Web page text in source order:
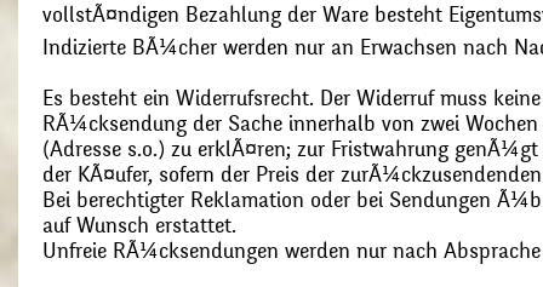
vollstÃ¤ndigen Bezahlung der Ware besteht
Indizierte BÃ¼cher werden nur an Erwachsen nach
Es besteht ein Widerrufsrecht. Der Widerruf muss
RÃ¼cksendung der Sache innerhalb von zwei
(Adresse s.o.) zu erklÃ¤ren; zur Fristwahrung
der KÃ¤ufer, sofern der Preis der
Bei berechtigter Reklamation oder bei Sendungen
auf Wunsch erstattet.
Unfreie RÃ¼cksendungen werden nur nach